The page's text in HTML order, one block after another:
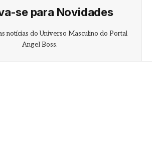
se para Novidades
notícias do Universo Masculino do Portal
Angel Boss.